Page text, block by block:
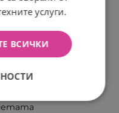
в двете
независимост
услуги.
ВСИЧКИ